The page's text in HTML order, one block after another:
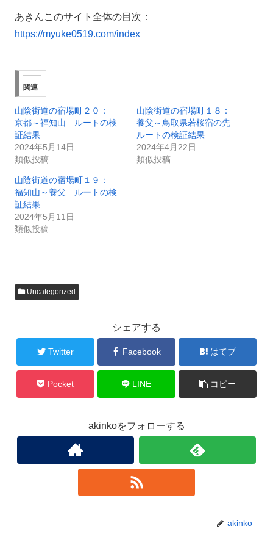
あきんこのサイト全体の目次：
https://myuke0519.com/index
関連
山陰街道の宿場町２０：
京都～福知山 ルートの検
証結果
2024年5月14日
類似投稿
山陰街道の宿場町１８：
養父～鳥取県若桜宿の先
ルートの検証結果
2024年4月22日
類似投稿
山陰街道の宿場町１９：
福知山～養父 ルートの検
証結果
2024年5月11日
類似投稿
Uncategorized
シェアする
Twitter Facebook はてブ
Pocket LINE コピー
akinkoをフォローする
akinko